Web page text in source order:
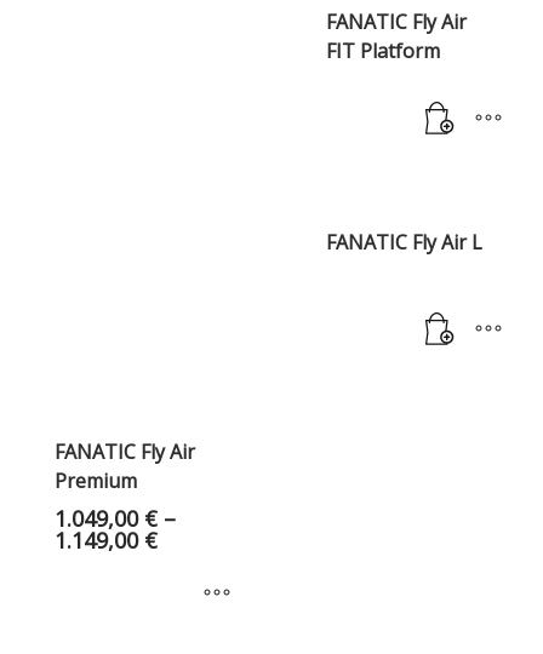
FANATIC Fly Air
FIT Platform
FANATIC Fly Air L
FANATIC Fly Air
Premium
1.049,00 € –
1.149,00 €